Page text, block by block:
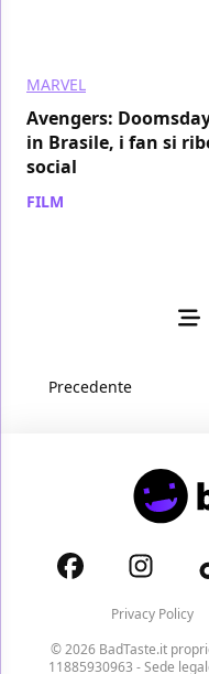
MARVEL
Avengers:
in Brasile, i fan si
social
FILM
Precedente
Privacy Policy
© 2026 BadTaste.it
11885930963 - Sede